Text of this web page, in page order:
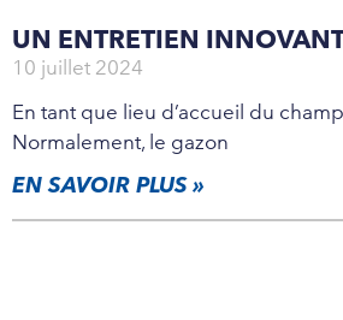
UN ENTRETIEN
10 juillet 2024
En tant que lieu d’accueil du
Normalement, le gazon
EN SAVOIR PLUS »